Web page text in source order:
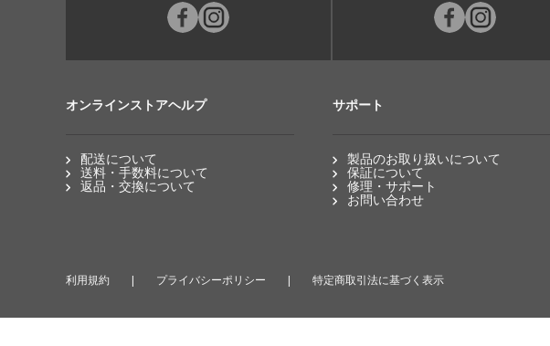
オンラインストアヘルプ
配送について
送料・手数料について
返品・交換について
サポート
製品のお取り扱いについて
保証について
修理・サポート
お問い合わせ
利用規約 プライバシーポリシー 特定商取引法に基づく表示